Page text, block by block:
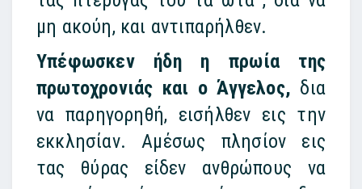
μη ακούη, και αντιπαρήλθεν.
Υπέφωσκεν ήδη η πρωία της
πρωτοχρονιάς και ο Άγγελος, δια
να παρηγορηθή, εισήλθεν εις την
εκκλησίαν. Αμέσως πλησίον εις
τας θύρας είδεν ανθρώπους να